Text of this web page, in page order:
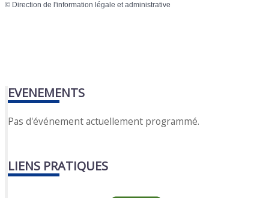
© Direction de l'information légale et administrative
EVENEMENTS
Pas d'événement actuellement programmé.
LIENS PRATIQUES